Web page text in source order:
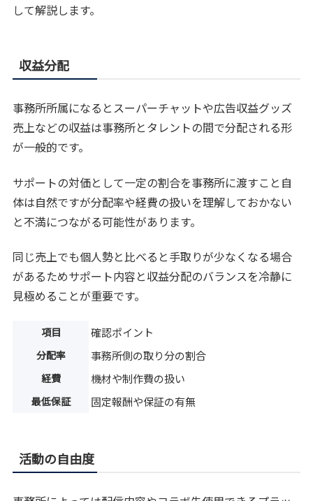
して解説します。
収益分配
事務所所属になるとスーパーチャットや広告収益グッズ
売上などの収益は事務所とタレントの間で分配される形
が一般的です。
サポートの対価として一定の割合を事務所に渡すこと自
体は自然ですが分配率や経費の扱いを理解しておかない
と不満につながる可能性があります。
同じ売上でも個人勢と比べると手取りが少なくなる場合
があるためサポート内容と収益分配のバランスを冷静に
見極めることが重要です。
項目 確認ポイント
分配率 事務所側の取り分の割合
経費 機材や制作費の扱い
最低保証 固定報酬や保証の有無
活動の自由度